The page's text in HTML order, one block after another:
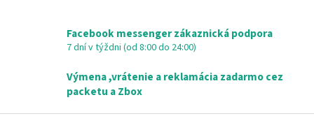
r
v
y
v
p
Facebook messenger zákaznická podpora
7 dní v týždni (od 8:00 do 24:00)
Výmena ,vrátenie a reklamácia zadarmo cez
packetu a Zbox